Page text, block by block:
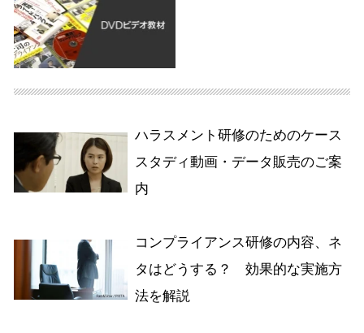
ハラスメント研修のためのケース
スタディ動画・データ販売のご案
内
コンプライアンス研修の内容、ネ
タはどうする？ 効果的な実施方
法を解説